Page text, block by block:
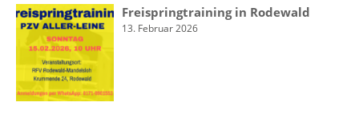
Freispringtraining in Rodewald
13. Februar 2026